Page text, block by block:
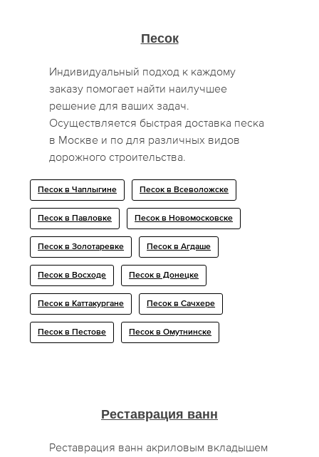
Песок
Индивидуальный подход к каждому
заказу помогает найти наилучшее
решение для ваших задач.
Осуществляется быстрая доставка песка
в Москве и по для различных видов
дорожного строительства.
Песок в Чаплыгине Песок в Всеволожске
Песок в Павловке Песок в Новомосковске
Песок в Золотаревке Песок в Агдаше
Песок в Восходе Песок в Донецке
Песок в Каттакургане Песок в Сачхере
Песок в Пестове Песок в Омутнинске
Реставрация ванн
Реставрация ванн акриловым вкладышем